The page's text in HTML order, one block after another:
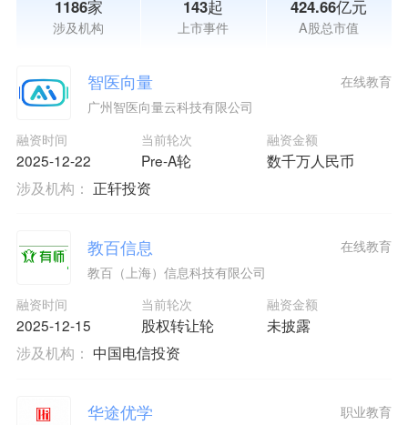
1186家
涉及机构
143起
上市事件
424.66亿元
A股总市值
智医向量
广州智医向量云科技有限公司
融资时间
2025-12-22
当前轮次
Pre-A轮
融资金额
数千万人民币
在线教育
涉及机构： 正轩投资
教百信息
教百（上海）信息科技有限公司
融资时间
2025-12-15
当前轮次
股权转让轮
融资金额
未披露
在线教育
涉及机构： 中国电信投资
华途优学 职业教育